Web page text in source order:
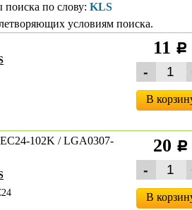
поиска по слову: KLS
условиям поиска.
11 c
В
EC24-102K / LGA0307-
20 c
В